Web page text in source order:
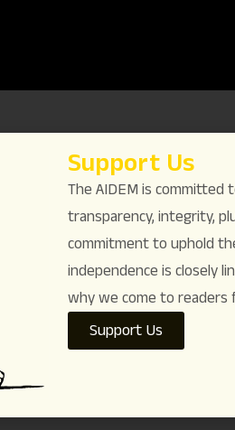
സ്വഭാവം
കിട്ടുന്ന ഇടം മൂന്നാം
ഉൾക്കൊണ്ടിട്ടുണ്ട്
നടന്ന ഈ
Like 13
Support Us
The AIDEM is committed
transparency, integrity,
commitment to uphold
independence is closely
why we come to readers
Support Us